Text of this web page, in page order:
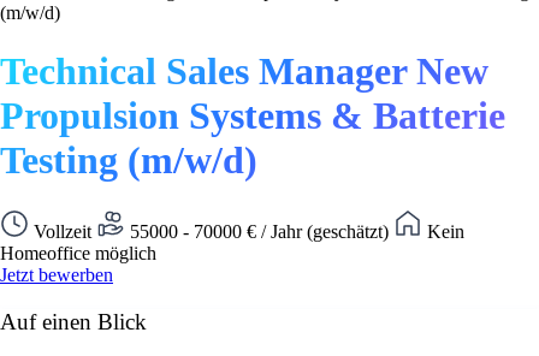
(m/w/d)
Technical Sales Manager New
Propulsion Systems & Batterie
Testing (m/w/d)
Vollzeit 55000 - 70000 € / Jahr (geschätzt)
Kein
Homeoffice möglich
Jetzt bewerben
Auf einen Blick